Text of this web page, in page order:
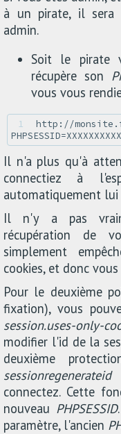
à un pirate, il sera
admin.
Soit le pirate
récupère son
vous vous
1
http://
Il n'a plus qu'à
connectiez à
automatiquement lui
Il n'y a pas
récupération de
simplement
cookies, et donc
Pour le deuxième
fixation), vous
session.uses-only-
modifier l'id de la
deuxième
sessionregenerateid
connectez. Cette
nouveau PHPSESSID
paramètre, l'ancien